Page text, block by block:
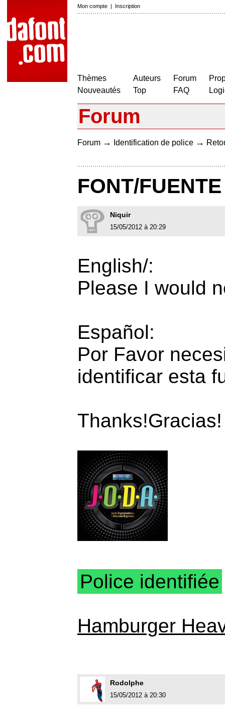
Mon compte | Inscription
Thèmes
Nouveautés
Auteurs
Top
Forum
FAQ
Forum
Forum → Identification de police →
FONT/FUENTE
Niquir
15/05/2012 à 20:29
English/:
Please I would
Español:
Por Favor
identificar esta
Thanks!Gracias!
Police identifiée
Hamburger
Rodolphe
15/05/2012 à 20:30